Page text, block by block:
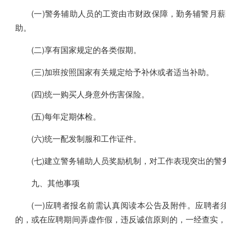
(一)警务辅助人员的工资由市财政保障，勤务辅警月
助。
(二)享有国家规定的各类假期。
(三)加班按照国家有关规定给予补休或者适当补助。
(四)统一购买人身意外伤害保险。
(五)每年定期体检。
(六)统一配发制服和工作证件。
(七)建立警务辅助人员奖励机制，对工作表现突出的
九、其他事项
(一)应聘者报名前需认真阅读本公告及附件。应聘
的，或在应聘期间弄虚作假，违反诚信原则的，一经查实